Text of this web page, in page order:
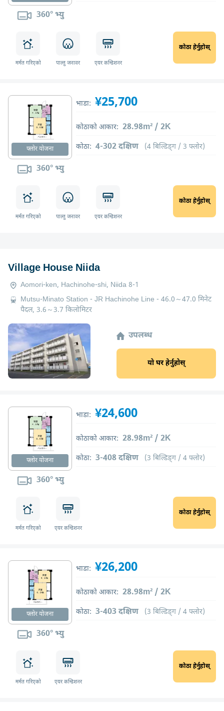
360° भ्यु
मर्मत गरिएको पाल्तु जनावर एयर कन्डिशनर
कोठा हेर्नुहोस्
फ्लोर योजना
360° भ्यु
भाडा: ¥25,700
कोठाको आकार: 28.98m² / 2K
कोठा: 4-302 दक्षिण (4 बिल्डिङ्ग / 3 फ्लोर)
मर्मत गरिएको पाल्तु जनावर एयर कन्डिशनर
कोठा हेर्नुहोस्
Village House Niida
Aomori-ken, Hachinohe-shi, Niida 8-1
Mutsu-Minato Station - JR Hachinohe Line - 46.0～47.0 मिनेट
पैदल, 3.6～3.7 किलोमिटर
उपलब्ध
यो घर हेर्नुहोस्
फ्लोर योजना
360° भ्यु
भाडा: ¥24,600
कोठाको आकार: 28.98m² / 2K
कोठा: 3-408 दक्षिण (3 बिल्डिङ्ग / 4 फ्लोर)
मर्मत गरिएको एयर कन्डिशनर
कोठा हेर्नुहोस्
फ्लोर योजना
360° भ्यु
भाडा: ¥26,200
कोठाको आकार: 28.98m² / 2K
कोठा: 3-403 दक्षिण (3 बिल्डिङ्ग / 4 फ्लोर)
मर्मत गरिएको एयर कन्डिशनर
कोठा हेर्नुहोस्